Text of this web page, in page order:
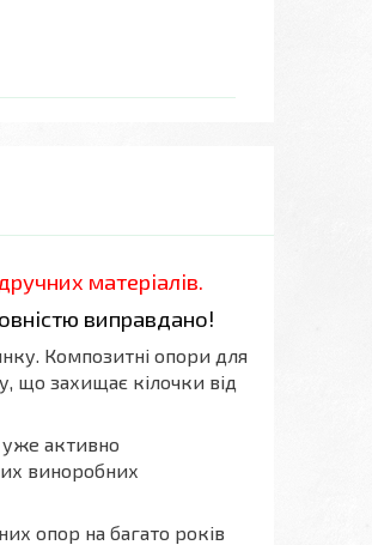
матеріалів.
виправдано!
Композитні опори для
що захищає кілочки від
уже активно
виноробних
опор на багато років